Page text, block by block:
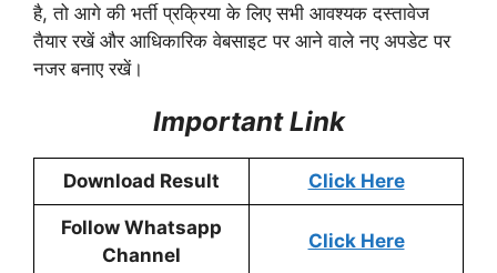
है, तो आगे की भर्ती प्रक्रिया के लिए सभी आवश्यक दस्तावेज
तैयार रखें और आधिकारिक वेबसाइट पर आने वाले नए अपडेट पर
नजर बनाए रखें।
Important Link
Download Result Click Here
Follow Whatsapp
Channel
Click Here